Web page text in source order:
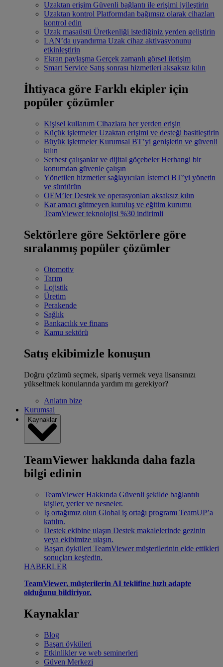
Uzaktan erişim Güvenli bağlantı ile erişimi iyileştirin
Uzaktan kontrol Platformdan bağımsız olarak cihazları
kontrol edin
Uzak masaüstü Üretkenliği istediğiniz yerden geliştirin
LAN’da uyandırma Uzak cihaz aktivasyonunu
etkinleştirin
Ekran paylaşma Gerçek zamanlı görsel iletişim
Smart Service Satış sonrası hizmetleri aksaksız kılın
İhtiyaca göre Farklı ekipler için
popüler çözümler
Kişisel kullanım Cihazlara her yerden erişin
Küçük işletmeler Uzaktan erişimi ve desteği basitleştirin
Büyük işletmeler Kurumsal BT’yi genişletin ve güvenli
kılın
Serbest çalışanlar ve dijital göçebeler Herhangi bir
konumdan güvenle çalışın
Yönetilen hizmetler sağlayıcıları İstemci BT’yi yönetin
ve sürdürün
OEM’ler Destek ve operasyonları aksaksız kılın
Kar amacı gütmeyen kuruluş ve eğitim kurumu
TeamViewer teknolojisi %30 indirimli
Sektörlere göre Sektörlere göre
sıralanmış popüler çözümler
Otomotiv
Tarım
Lojistik
Üretim
Perakende
Sağlık
Bankacılık ve finans
Kamu sektörü
Satış ekibimizle konuşun
Doğru çözümü seçmek, sipariş vermek veya lisansınızı
yükseltmek konularında yardım mı gerekiyor?
Anlatın bize
Kurumsal
Kaynaklar
TeamViewer hakkında daha fazla
bilgi edinin
TeamViewer Hakkında Güvenli şekilde bağlantılı
kişiler, yerler ve nesneler.
İş ortağımız olun Global iş ortağı programı TeamUP’a
katılın.
Destek ekibine ulaşın Destek makalelerinde gezinin
veya ekibimize ulaşın.
Başarı öyküleri TeamViewer müşterilerinin elde ettikleri
sonuçları keşfedin.
HABERLER
TeamViewer, müşterilerin AI teklifine hızlı adapte
olduğunu bildiriyor.
Kaynaklar
Blog
Başarı öyküleri
Etkinlikler ve web seminerleri
Güven Merkezi